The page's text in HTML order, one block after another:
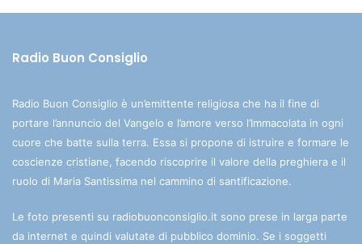
Radio Buon Consiglio
Radio Buon Consiglio è un’emittente religiosa che ha il fine di
portare l’annuncio del Vangelo e l’amore verso l’Immacolata in ogni
cuore che batte sulla terra. Essa si propone di istruire e formare le
coscienze cristiane, facendo riscoprire il valore della preghiera e il
ruolo di Maria Santissima nel cammino di santificazione.
Le foto presenti su radiobuonconsiglio.it sono prese in larga parte
da internet e quindi valutate di pubblico dominio. Se i soggetti